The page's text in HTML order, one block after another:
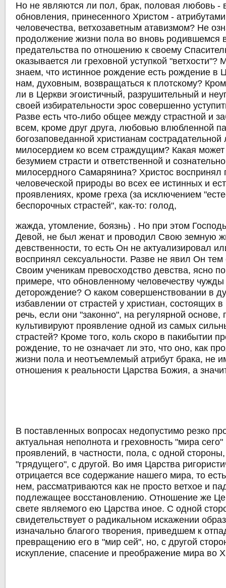
Но не являются ли пол, брак, половая любовь -
обновления, принесенного Христом -
человечества, ветхозаветным атавизмом? Не
продолжение жизни пола во вновь родившемся
предательства по отношению к своему
оказывается ли греховной уступкой "ветхости"?
знаем, что истинное рождение есть рождение в
нам, духовным, возвращаться к плотскому?
ли в Церкви эгоистичный, разрушительный и
своей избирательности эрос совершенно
Разве есть что-либо общее между страстной и
всем, кроме друг друга, любовью влюбленной
богозаповеданной христианам
милосердием ко всем страждущим? Какая
безумием страсти и ответственной и
милосердного Самарянина? Христос воспринял
человеческой природы во всех ее истинных и
проявлениях, кроме греха (за исключением
беспорочных страстей", как-то: голод,
жажда, утомление, боязнь) . Но при этом
Девой, не был женат и проводил Свою земную
девственности, то есть Он не актуализировал
воспринял сексуальности. Разве не явил Он
Своим ученикам превосходство девства, ясно
примере, что обновленному человечеству чужды
деторождение? О каком совершенствовании в
избавлении от страстей у христиан, состоящих
речь, если они "законно", на регулярной основе,
культивируют проявление одной из самых
страстей? Кроме того, коль скоро в пакибытии
рождение, то не означает ли это, что оно, как
жизни пола и неотъемлемый атрибут брака, не
отношения к реальности Царства Божия, а
В поставленных вопросах недопустимо резко
актуальная неполнота и греховность "мира сего"
проявлений, в частности, пола, с одной
"грядущего", с другой. Во имя Царства
отрицается все содержание нашего мира, то
нем, рассматриваются как не просто ветхое и
подлежащее восстановлению. Отношение же
свете являемого ею Царства иное. С одной
свидетельствует о радикальном искажении
изначально благого творения, приведшем к
превращению его в "мир сей", но, с другой
искупление, спасение и преображение мира во